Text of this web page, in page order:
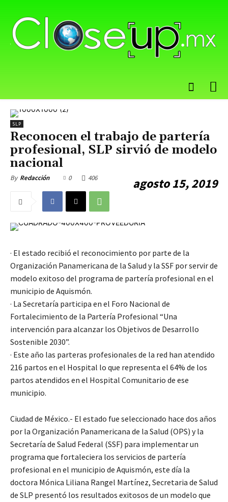
SLP
Reconocen el trabajo de partería
profesional, SLP sirvió de modelo
nacional
By Redacción agosto 15, 2019
0 406
· El estado recibió el reconocimiento por parte de la
Organización Panamericana de la Salud y la SSF por servir de
modelo exitoso del programa de partería profesional en el
municipio de Aquismón.
· La Secretaría participa en el Foro Nacional de
Fortalecimiento de la Partería Profesional “Una
intervención para alcanzar los Objetivos de Desarrollo
Sostenible 2030”.
· Este año las parteras profesionales de la red han atendido
216 partos en el Hospital lo que representa el 64% de los
partos atendidos en el Hospital Comunitario de ese
municipio.
Ciudad de México.- El estado fue seleccionado hace dos años
por la Organización Panamericana de la Salud (OPS) y la
Secretaría de Salud Federal (SSF) para implementar un
programa que fortaleciera los servicios de partería
profesional en el municipio de Aquismón, este día la
doctora Mónica Liliana Rangel Martínez, Secretaria de Salud
de SLP presentó los resultados exitosos de un modelo que